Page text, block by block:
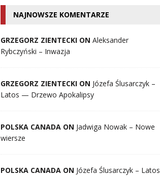
NAJNOWSZE KOMENTARZE
GRZEGORZ ZIENTECKI ON Aleksander
Rybczyński – Inwazja
GRZEGORZ ZIENTECKI ON Józefa Ślusarczyk –
Latos — Drzewo Apokalipsy
POLSKA CANADA ON Jadwiga Nowak – Nowe
wiersze
POLSKA CANADA ON Józefa Ślusarczyk – Latos